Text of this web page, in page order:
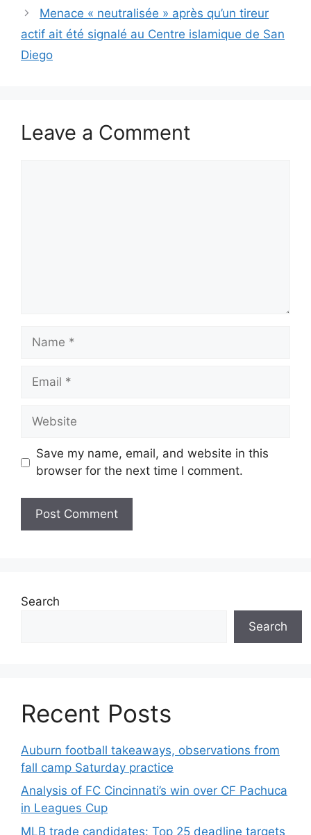
Menace « neutralisée » après qu’un tireur
actif ait été signalé au Centre islamique de San
Diego
Leave a Comment
Name
Email
Website
Save my name, email, and website in this
browser for the next time I comment.
Search
Search
Recent Posts
Auburn football takeaways, observations from
fall camp Saturday practice
Analysis of FC Cincinnati’s win over CF Pachuca
in Leagues Cup
MLB trade candidates: Top 25 deadline targets